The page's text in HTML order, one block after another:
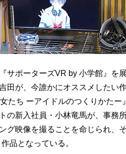
サポーターズVR by 小学館』を
田が、今誰かにオススメしたい
たち ーアイドルのつくりかた
の新入社員・小林竜馬が、事務
グ映像を撮ることを命じられ、
品となっている。